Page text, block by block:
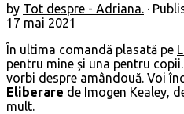
by Tot despre - Adriana. ·
17 mai 2021
În ultima comandă plasată pe
pentru mine și una pentru
vorbi despre amândouă. Voi
Eliberare de Imogen Kealey,
mult.